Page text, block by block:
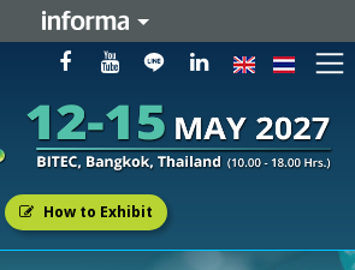
How to Exhibit